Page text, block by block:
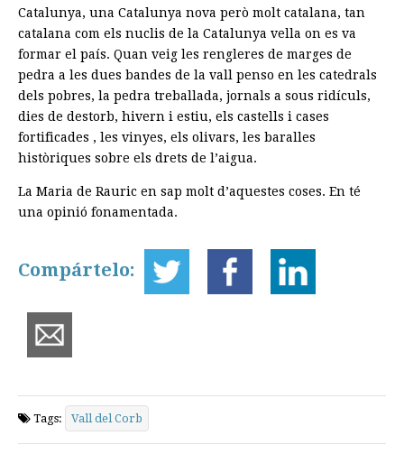
Catalunya, una Catalunya nova però molt catalana, tan
catalana com els nuclis de la Catalunya vella on es va
formar el país. Quan veig les rengleres de marges de
pedra a les dues bandes de la vall penso en les catedrals
dels pobres, la pedra treballada, jornals a sous ridículs,
dies de destorb, hivern i estiu, els castells i cases
fortificades , les vinyes, els olivars, les baralles
històriques sobre els drets de l’aigua.
La Maria de Rauric en sap molt d’aquestes coses. En té
una opinió fonamentada.
Compártelo:
Tags: Vall del Corb